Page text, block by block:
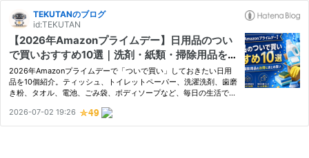
TEKUTANのブログ
id:TEKUTAN
【2026年Amazonプライムデー】日用品のつい
で買いおすすめ10選｜洗剤・紙類・掃除用品をお
得にまとめ買い
2026年Amazonプライムデーで「ついで買い」しておきたい日用
品を10個紹介。ティッシュ、トイレットペーパー、洗濯洗剤、歯磨
き粉、タオル、電池、ごみ袋、ボディソープなど、毎日の生活で使
2026-07-02 19:26